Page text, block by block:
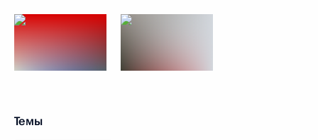
Темы